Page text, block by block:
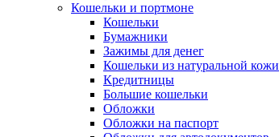
Кошельки и портмоне
Кошельки
Бумажники
Зажимы для денег
Кошельки из натуральной кожи
Кредитницы
Большие кошельки
Обложки
Обложки на паспорт